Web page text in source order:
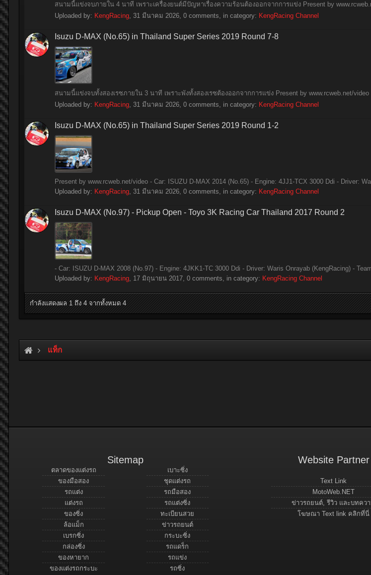
สนามนี้แข่งจบภายใน 4 นาที เพราะเครื่องยนต์มีปัญหาเรื่องความร้อนต้องออกจากการแข่ง Present by
Uploaded by: KengRacing, 31 มีนาคม 2026, 0 comments, in category: KengRacing Channel
Isuzu D-MAX (No.65) in Thailand Super Series 2019 Round 7-8
สนามนี้แข่งจบทั้งสองเรซภายใน 3 นาที เพราะพังทั้งสองเรซต้องออกจากการแข่ง Present by www.rcweb.net/video
Uploaded by: KengRacing, 31 มีนาคม 2026, 0 comments, in category: KengRacing Channel
Isuzu D-MAX (No.65) in Thailand Super Series 2019 Round 1-2
Present by www.rcweb.net/video - Car: ISUZU D-MAX 2014 (No.65) - Engine: 4JJ1-TCX 3000 Ddi - Driver:
Uploaded by: KengRacing, 31 มีนาคม 2026, 0 comments, in category: KengRacing Channel
Isuzu D-MAX (No.97) - Pickup Open - Toyo 3K Racing Car Thailand 2017 Round 2
- Car: ISUZU D-MAX 2008 (No.97) - Engine: 4JKK1-TC 3000 Ddi - Driver: Waris Onrayab (KengRacing) -
Uploaded by: KengRacing, 17 มิถุนายน 2017, 0 comments, in category: KengRacing Channel
กำลังแสดงผล 1 ถึง 4 จากทั้งหมด 4
แท็ก
Sitemap
ตลาดของแต่งรถ
ของมือสอง
รถแต่ง
แต่งรถ
ของซิ่ง
ล้อแม็ก
เบรกซิ่ง
กล่องซิ่ง
ของหายาก
ของแต่งรถกระบะ
เบาะซิ่ง
ชุดแต่งรถ
รถมือสอง
รถแต่งซิ่ง
ทะเบียนสวย
ข่าวรถยนต์
กระบะซิ่ง
รถแดร็ก
รถแข่ง
รถซิ่ง
Website Partner
Text Link
MotoWeb.NET
ข่าวรถยนต์, รีวิว และบทคว
โฆษณา Text link คลิกที่นี่